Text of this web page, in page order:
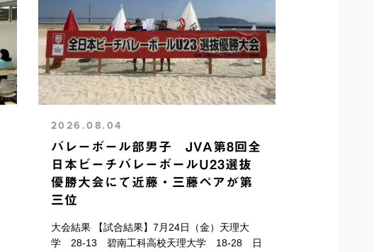
2026.08.04
バレーボール部男子 JVA第8回全
日本ビーチバレーボールU23選抜
優勝大会にて近藤・三藤ペアが第
三位
大会結果 【試合結果】7月24日（金）天理大
学 28-13 碧南工科高校天理大学 18-28 日